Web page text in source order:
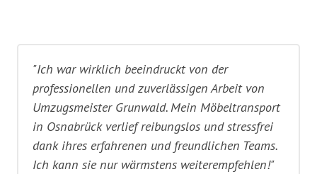
"Ich war wirklich beeindruckt von der
professionellen und zuverlässigen Arbeit von
Umzugsmeister Grunwald. Mein Möbeltransport
in Osnabrück verlief reibungslos und stressfrei
dank ihres erfahrenen und freundlichen Teams.
Ich kann sie nur wärmstens weiterempfehlen!"